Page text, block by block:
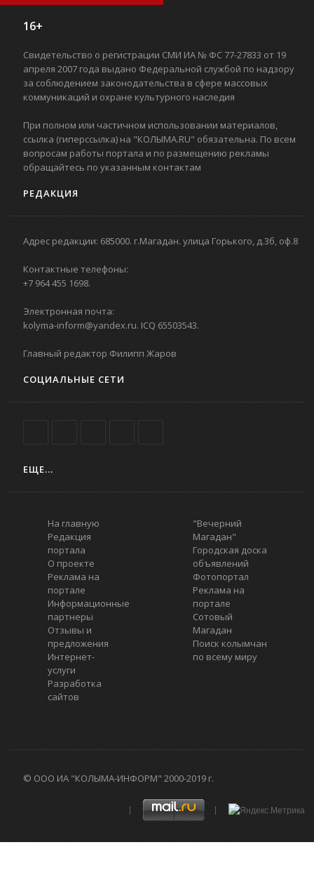
16+
Свидетельство о регистрации СМИ ИА № ФС 77-27833 от 19
апреля 2007 года выдано Федеральной службой по надзору
за соблюдением законодательства в сфере массовых
коммуникаций и охране культурного наследия
При полном или частичном использовании материалов,
ссылка (гиперссылка) на "КОЛЫМА.RU" обязательна. По всем
вопросам работы портала и по размещению рекламы
обращайтесь по указанным контактам
РЕДАКЦИЯ
Адрес редакции: 685000. г.Магадан. улица Горького, д.3б, оф.8
Контактные телефоны:
+7 964 455 1698.
Электронная почта:
kolyma-inform@yandex.ru. ICQ 65503543.
Главный редактор Филипп Жаров
СОЦИАЛЬНЫЕ СЕТИ
ЕЩЕ...
На главную
Редакция
портала
О проекте
Реклама на
портале
Информационные
партнеры
Отзывы и
предложения
Интернет-
услуги
Разработка
сайтов
"Вечерний
Магадан"
Городская доска
объявлений
Фотопортал
Реклама на
портале
Сотовый
Магадан
Поиск колымчан
по всему миру
© ООО ИА "КОЛЫМА-ИНФОРМ" 2000-2019 г.